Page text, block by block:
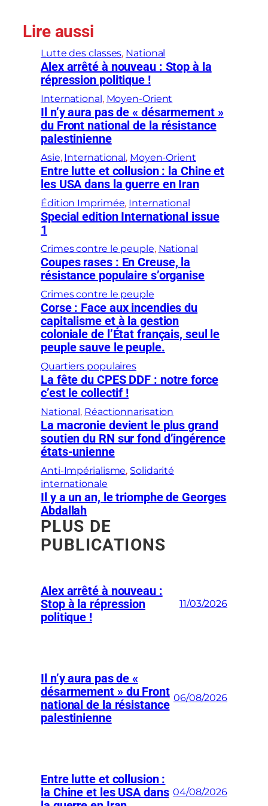
Lire aussi
Lutte des classes, National
Alex arrêté à nouveau : Stop à la
répression politique !
International , Moyen-Orient
Il n’y aura pas de « désarmement »
du Front national de la résistance
palestinienne
Asie, International , Moyen-Orient
Entre lutte et collusion : la Chine et
les USA dans la guerre en Iran
Édition Imprimée, International
Special edition International issue
1
Crimes contre le peuple, National
Coupes rases : En Creuse, la
résistance populaire s’organise
Crimes contre le peuple
Corse : Face aux incendies du
capitalisme et à la gestion
coloniale de l’État français, seul le
peuple sauve le peuple.
Quartiers populaires
La fête du CPES DDF : notre force
c’est le collectif !
National , Réactionnarisation
La macronie devient le plus grand
soutien du RN sur fond d’ingérence
états-unienne
Anti-Impérialisme, Solidarité
internationale
Il y a un an, le triomphe de Georges
Abdallah
PLUS DE
PUBLICATIONS
Alex arrêté à nouveau :
Stop à la répression
politique !
11/03/2026
Il n’y aura pas de «
désarmement » du Front
national de la résistance
palestinienne
06/08/2026
Entre lutte et collusion :
la Chine et les USA dans 04/08/2026